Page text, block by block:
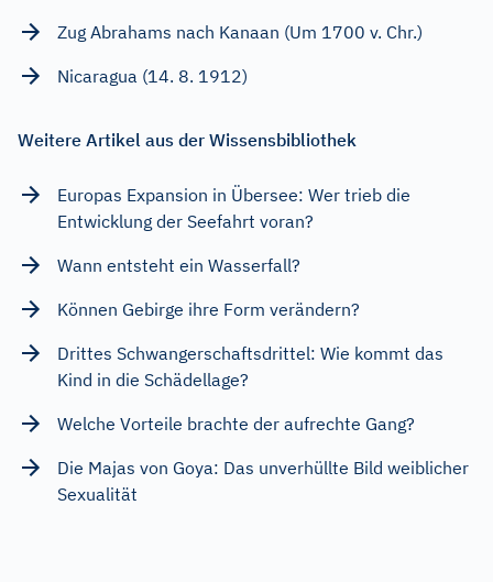
Zug Abrahams nach Kanaan (Um 1700 v. Chr.)
Nicaragua (14. 8. 1912)
Weitere Artikel aus der Wissensbibliothek
Europas Expansion in Übersee: Wer trieb die
Entwicklung der Seefahrt voran?
Wann entsteht ein Wasserfall?
Können Gebirge ihre Form verändern?
Drittes Schwangerschaftsdrittel: Wie kommt das
Kind in die Schädellage?
Welche Vorteile brachte der aufrechte Gang?
Die Majas von Goya: Das unverhüllte Bild weiblicher
Sexualität